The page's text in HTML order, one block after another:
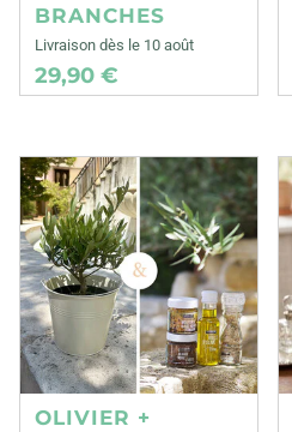
BRANCHES
Livraison dès le 10 août
29,90 €
OLIVIER +